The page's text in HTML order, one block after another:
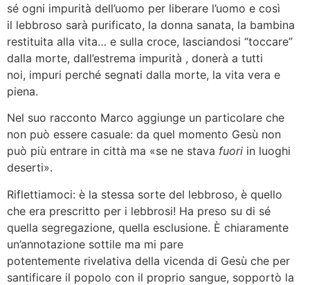
sé ogni impurità dell’uomo per liberare l’uomo e così
il lebbroso sarà purificato, la donna sanata, la bambina
restituita alla vita… e sulla croce, lasciandosi “toccare”
dalla morte, dall’estrema impurità , donerà a tutti
noi, impuri perché segnati dalla morte, la vita vera e
piena.
Nel suo racconto Marco aggiunge un particolare che
non può essere casuale: da quel momento Gesù non
può più entrare in città ma «se ne stava fuori in luoghi
deserti».
Riflettiamoci: è la stessa sorte del lebbroso, è quello
che era prescritto per i lebbrosi! Ha preso su di sé
quella segregazione, quella esclusione. È chiaramente
un’annotazione sottile ma mi pare
potentemente rivelativa della vicenda di Gesù che per
santificare il popolo con il proprio sangue, sopportò la